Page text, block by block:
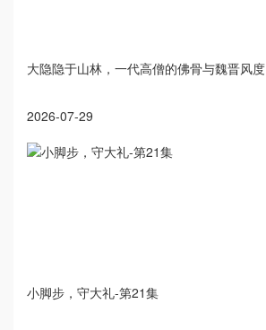
大隐隐于山林，一代高僧的佛骨与魏晋风度
2026-07-29
小脚步，守大礼-第21集